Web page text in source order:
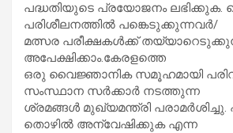
പദ്ധതിയുടെ പ്രയോജനം
പരിശീലനത്തിൽ പങ്കെടുക്കുന്നവർ/
മത്സര പരീക്ഷകൾക്ക്
അപേക്ഷിക്കാം.കേരളത്തെ
ഒരു വൈജ്ഞാനിക സമൂഹമായി
സംസ്ഥാന സർക്കാർ നടത്തുന്ന
ശ്രമങ്ങൾ മുഖ്യമന്ത്രി പരാമർശിച്ചു.
തൊഴിൽ അന്വേഷിക്കുക എന്ന